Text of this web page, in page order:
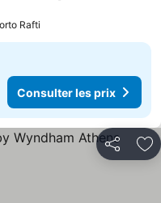
Rafti
Consulter les prix
Partager